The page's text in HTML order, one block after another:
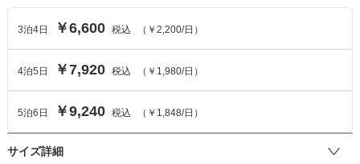
3泊4日 ￥6,600 税込 （ ￥2,200/日）
4泊5 日 ￥7,920 税込 （ ￥1,980/日）
5泊6 日 ￥9,240 税込 （ ￥1,848/日）
サイズ詳細